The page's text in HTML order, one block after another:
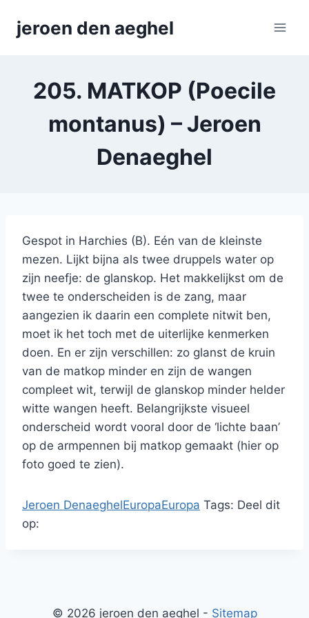
jeroen den aeghel
205. MATKOP (Poecile
montanus) – Jeroen
Denaeghel
Gespot in Harchies (B). Eén van de kleinste
mezen. Lijkt bijna als twee druppels water op
zijn neefje: de glanskop. Het makkelijkst om de
twee te onderscheiden is de zang, maar
aangezien ik daarin een complete nitwit ben,
moet ik het toch met de uiterlijke kenmerken
doen. En er zijn verschillen: zo glanst de kruin
van de matkop minder en zijn de wangen
compleet wit, terwijl de glanskop minder helder
witte wangen heeft. Belangrijkste visueel
onderscheid wordt vooral door de ‘lichte baan’
op de armpennen bij matkop gemaakt (hier op
foto goed te zien).
Jeroen DenaeghelEuropaEuropa Tags: Deel dit
op:
© 2026 jeroen den aeghel - Sitemap